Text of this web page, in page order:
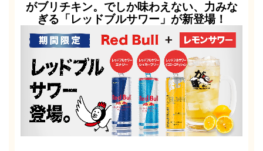
がブリチキン。でしか味わえない、力みな
ぎる「レッドブルサワー」が新登場！